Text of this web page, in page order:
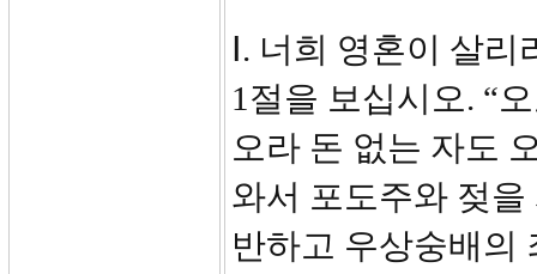
Ⅰ. 너희 영혼이 살리
1절을 보십시오. “
오라 돈 없는 자도
와서 포도주와 젖
반하고 우상숭배의